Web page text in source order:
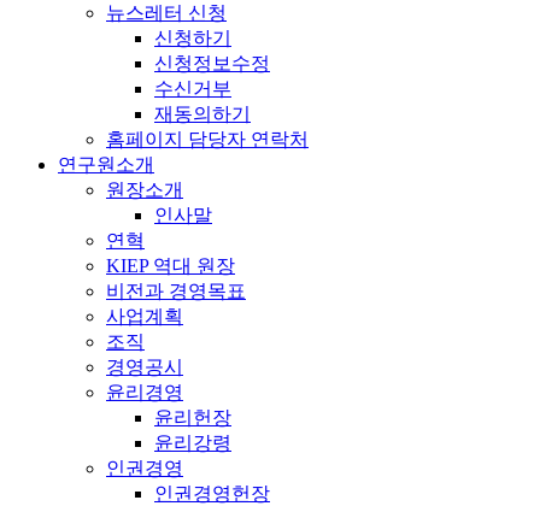
뉴스레터 신청
신청하기
신청정보수정
수신거부
재동의하기
홈페이지 담당자 연락처
연구원소개
원장소개
인사말
연혁
KIEP 역대 원장
비전과 경영목표
사업계획
조직
경영공시
윤리경영
윤리헌장
윤리강령
인권경영
인권경영헌장